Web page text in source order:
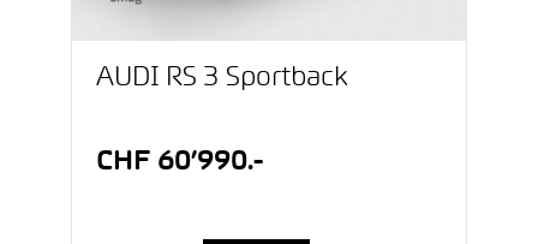
AUDI RS 3 Sportback
CHF 60’990.-